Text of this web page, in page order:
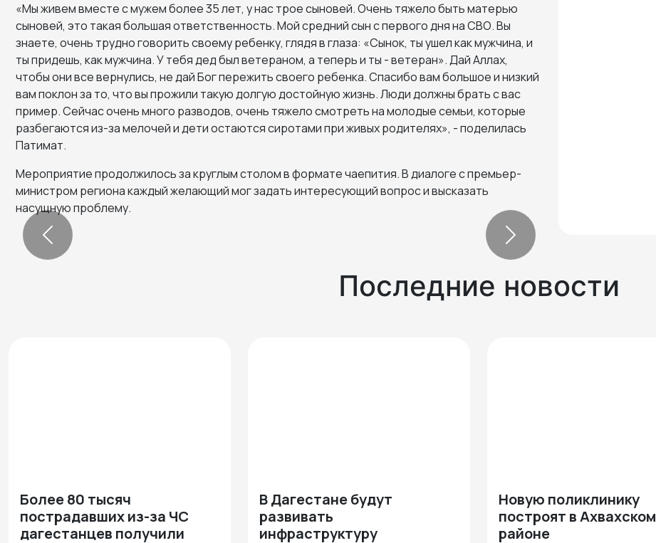
«Мы живем вместе с мужем более 35 лет, у нас трое сыновей. Очень тяжело быть матерью
сыновей, это такая большая ответственность. Мой средний сын с первого дня на СВО. Вы
знаете, очень трудно говорить своему ребенку, глядя в глаза: «Сынок, ты ушел как мужчина, и
ты придешь, как мужчина. У тебя дед был ветераном, а теперь и ты - ветеран». Дай Аллах,
чтобы они все вернулись, не дай Бог пережить своего ребенка. Спасибо вам большое и низкий
вам поклон за то, что вы прожили такую долгую достойную жизнь. Люди должны брать с вас
пример. Сейчас очень много разводов, очень тяжело смотреть на молодые семьи, которые
разбегаются из-за мелочей и дети остаются сиротами при живых родителях», - поделилась
Патимат.
Мероприятие продолжилось за круглым столом в формате чаепития. В диалоге с премьер-
министром региона каждый желающий мог задать интересующий вопрос и высказать
насущную проблему.
Previous Next
Последние новости
Более 80 тысяч
пострадавших из-за ЧС
дагестанцев получили
В Дагестане будут
развивать
инфраструктуру
Новую поликлинику
построят в Ахвахском
районе